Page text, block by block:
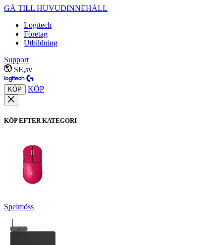
GÅ TILL HUVUDINNEHÅLL
Logitech
Företag
Utbildning
Support
SE,sv
KÖP KÖP
KÖP EFTER KATEGORI
Spelmöss